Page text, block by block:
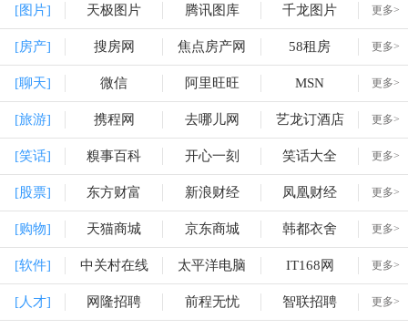
[图片] 天极图片 腾讯图库 千龙图片 更多>
[房产] 搜房网 焦点房产网 58租房 更多>
[聊天] 微信 阿里旺旺 MSN 更多>
[旅游] 携程网 去哪儿网 艺龙订酒店 更多>
[笑话] 糗事百科 开心一刻 笑话大全 更多>
[股票] 东方财富 新浪财经 凤凰财经 更多>
[购物] 天猫商城 京东商城 韩都衣舍 更多>
[软件] 中关村在线 太平洋电脑 IT168网 更多>
[人才] 网隆招聘 前程无忧 智联招聘 更多>